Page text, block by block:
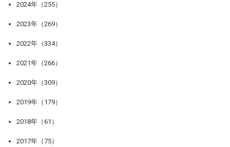
2024年（255）
2023年（269）
2022年（334）
2021年（266）
2020年（309）
2019年（179）
2018年（61）
2017年（75）